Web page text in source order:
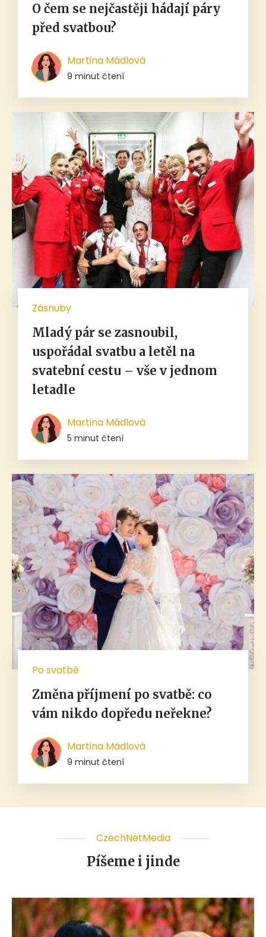
O čem se nejčastěji hádají páry
před svatbou?
Martina Mádlová
9 minut čtení
Zásnuby
Mladý pár se zasnoubil,
uspořádal svatbu a letěl na
svatební cestu – vše v jednom
letadle
Martina Mádlová
5 minut čtení
Po svatbě
Změna příjmení po svatbě: co
vám nikdo dopředu neřekne?
Martina Mádlová
9 minut čtení
CzechNetMedia
Píšeme i jinde